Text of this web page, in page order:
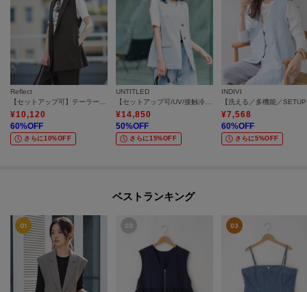
Reflect
¥10,120
60%OFF
さらに10%OFF
UNTITLED
¥14,850
50%OFF
さらに15%OFF
INDIVI
¥7,568
60%OFF
さらに5%OFF
ベストランキング